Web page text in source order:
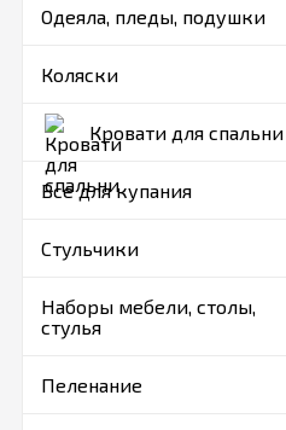
Одеяла, пледы, подушки
Коляски
Кровати для спальни
Все для купания
Стульчики
Наборы мебели, столы,
стулья
Пеленание